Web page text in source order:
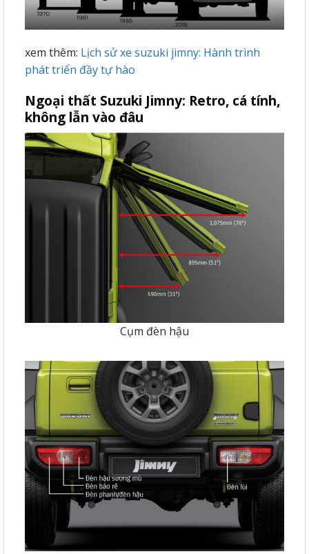
xem thêm: Lịch sử xe suzuki jimny: Hành trình
phát triển đầy tự hào
Ngoại thất Suzuki Jimny: Retro, cá tính,
không lẫn vào đâu
Cụm đèn hậu